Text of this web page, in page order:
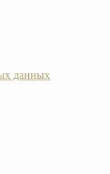
данных